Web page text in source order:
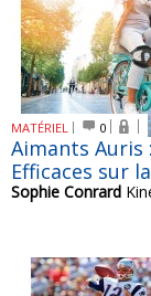
MATÉRIEL 0
Aimants Auris :
Efficaces sur
Sophie Conrard